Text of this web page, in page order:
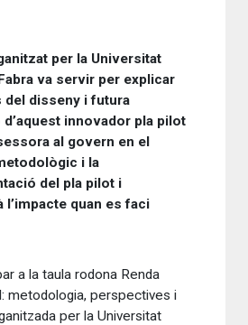
per la Universitat
va servir per explicar
del disseny i futura
d’aquest innovador pla pilot
al govern en el
i la
del pla pilot i
l’impacte quan es faci
a la taula rodona Renda
metodologia, perspectives i
per la Universitat